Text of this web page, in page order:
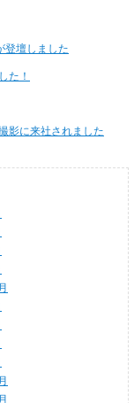
登壇しました
た！
影に来社されました